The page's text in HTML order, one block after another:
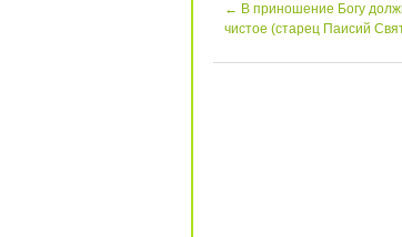
← В приношение Богу
чистое (старец Паисий